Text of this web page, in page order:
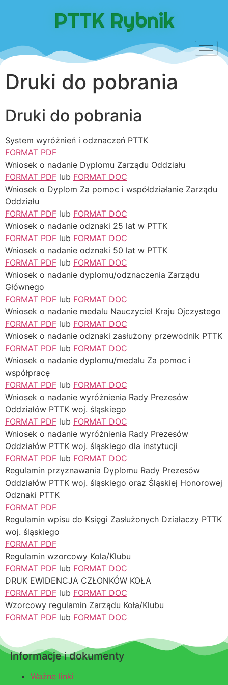
PTTK Rybnik
Druki do pobrania
Druki do pobrania
System wyróżnień i odznaczeń PTTK
FORMAT PDF
Wniosek o nadanie Dyplomu Zarządu Oddziału
FORMAT PDF lub FORMAT DOC
Wniosek o Dyplom Za pomoc i współdziałanie Zarządu
Oddziału
FORMAT PDF lub FORMAT DOC
Wniosek o nadanie odznaki 25 lat w PTTK
FORMAT PDF lub FORMAT DOC
Wniosek o nadanie odznaki 50 lat w PTTK
FORMAT PDF lub FORMAT DOC
Wniosek o nadanie dyplomu/odznaczenia Zarządu
Głównego
FORMAT PDF lub FORMAT DOC
Wniosek o nadanie medalu Nauczyciel Kraju Ojczystego
FORMAT PDF lub FORMAT DOC
Wniosek o nadanie odznaki zasłużony przewodnik PTTK
FORMAT PDF lub FORMAT DOC
Wniosek o nadanie dyplomu/medalu Za pomoc i
współpracę
FORMAT PDF lub FORMAT DOC
Wniosek o nadanie wyróżnienia Rady Prezesów
Oddziałów PTTK woj. śląskiego
FORMAT PDF lub FORMAT DOC
Wniosek o nadanie wyróżnienia Rady Prezesów
Oddziałów PTTK woj. śląskiego dla instytucji
FORMAT PDF lub FORMAT DOC
Regulamin przyznawania Dyplomu Rady Prezesów
Oddziałów PTTK woj. śląskiego oraz Śląskiej Honorowej
Odznaki PTTK
FORMAT PDF
Regulamin wpisu do Księgi Zasłużonych Działaczy PTTK
woj. śląskiego
FORMAT PDF
Regulamin wzorcowy Kola/Klubu
FORMAT PDF lub FORMAT DOC
DRUK EWIDENCJA CZŁONKÓW KOŁA
FORMAT PDF lub FORMAT DOC
Wzorcowy regulamin Zarządu Koła/Klubu
FORMAT PDF lub FORMAT DOC
Informacje i dokumenty
Ważne linki